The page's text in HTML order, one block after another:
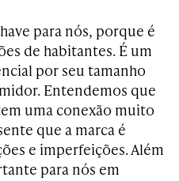
para nós, porque é
de habitantes. É um
por seu tamanho
Entendemos que
uma conexão muito
que a marca é
e imperfeições. Além
para nós em